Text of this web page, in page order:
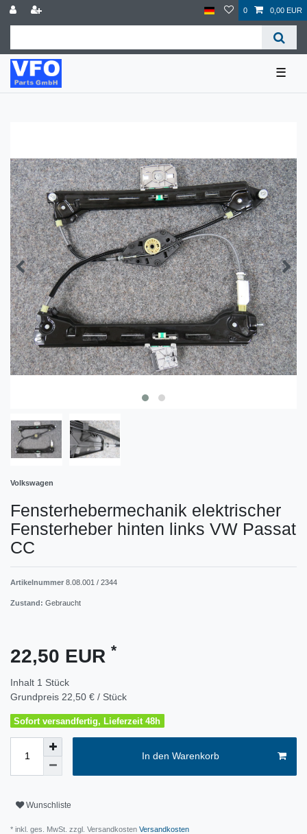
0 0,00 EUR
☰
Volkswagen
Fensterhebermechanik elektrischer
Fensterheber hinten links VW Passat
CC
Artikelnummer 8.08.001 / 2344
Zustand: Gebraucht
22,50 EUR *
Inhalt 1 Stück
Grundpreis 22,50 € / Stück
Sofort versandfertig, Lieferzeit 48h
In den Warenkorb
Wunschliste
* inkl. ges. MwSt. zzgl. Versandkosten Versandkosten